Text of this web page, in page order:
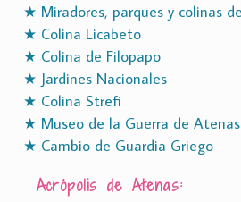
★ Miradores, parques y colinas
★ Colina Licabeto
★ Colina de Filopapo
★ Jardines Nacionales
★ Colina Strefi
★ Museo de la Guerra de Atenas
★ Cambio de Guardia Griego
Acrópolis de Atenas: